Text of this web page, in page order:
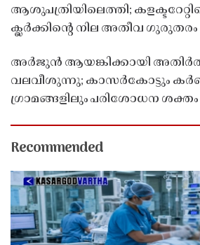
ആശുപത്രിയിലെത്തി;
ക്ലർക്കിൻ്റെ നില അതീവ ഗുരുതരം
അർജുൻ ആയങ്കിക്കായി
വലവീശുന്നു; കാസർകോട്ടും
ഗ്രാമങ്ങളിലും പരിശോധന ശക്തം
Recommended